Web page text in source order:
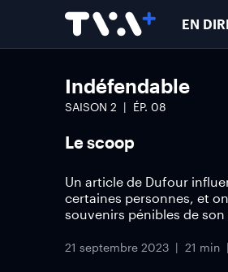
EN
Indéfendable
SAISON 2 ÉP. 08
Le scoop
Un article de Dufour
certaines personnes, et
souvenirs pénibles de
21 septembre 2023 21 min